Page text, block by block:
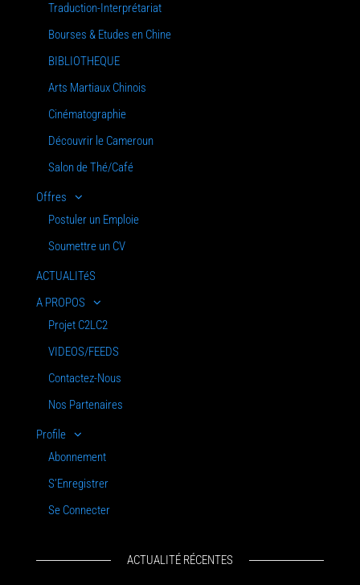
Traduction-Interprétariat
Bourses & Etudes en Chine
BIBLIOTHEQUE
Arts Martiaux Chinois
Cinématographie
Découvrir le Cameroun
Salon de Thé/Café
Offres
Postuler un Emploie
Soumettre un CV
ACTUALITéS
A PROPOS
Projet C2LC2
VIDEOS/FEEDS
Contactez-Nous
Nos Partenaires
Profile
Abonnement
S’Enregistrer
Se Connecter
ACTUALITÉ RÉCENTES